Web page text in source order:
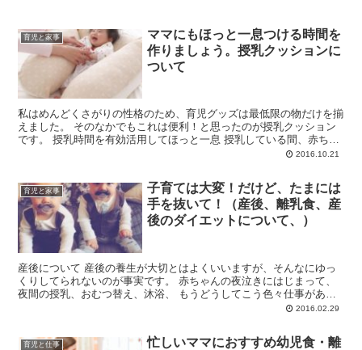
育児と家事
ママにもほっと一息つける時間を
作りましょう。授乳クッションに
ついて
私はめんどくさがりの性格のため、育児グッズは最低限の物だけを揃
えました。 そのなかでもこれは便利！と思ったのが授乳クッション
です。 授乳時間を有効活用してほっと一息 授乳している間、赤ちゃ
2016.10.21
育児と家事
子育ては大変！だけど、たまには
手を抜いて！（産後、離乳食、産
後のダイエットについて、）
産後について 産後の養生が大切とはよくいいますが、そんなにゆっ
くりしてられないのが事実です。 赤ちゃんの夜泣きにはじまって、
夜間の授乳、おむつ替え、沐浴、 もうどうしてこう色々仕事がある
2016.02.29
育児と仕事
忙しいママにおすすめ幼児食・離